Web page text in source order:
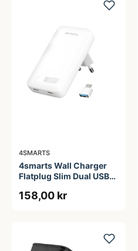
4SMARTS
4smarts Wall Charger
Flatplug Slim Dual USB-
158,00 kr